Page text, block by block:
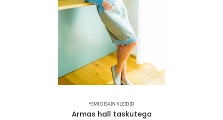
YEMI DISAIN KLEIDID
Armas hall taskutega